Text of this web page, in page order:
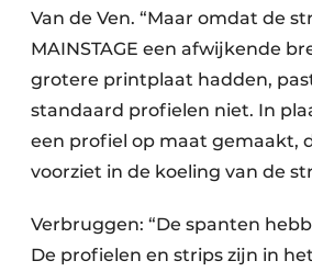
Van de Ven. “Maar omdat de
MAINSTAGE een afwijkende
grotere printplaat hadden,
standaard profielen niet. In
een profiel op maat gemaakt,
voorziet in de koeling van de
Verbruggen: “De spanten
De profielen en strips zijn in